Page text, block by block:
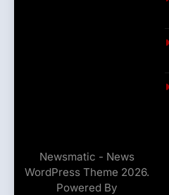
Newsmatic - News
WordPress Theme 2026.
Powered By